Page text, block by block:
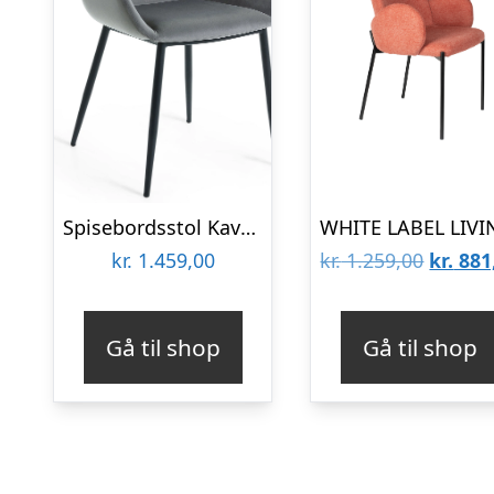
Spisebordsstol Kave Home Konna med armlæn fløjlsbetræk velour skiffergrå sort metalstel
kr. 1.459,00
Gå til shop
kr.1.259,00 Den
var:
kr.
kr.
Gå til shop